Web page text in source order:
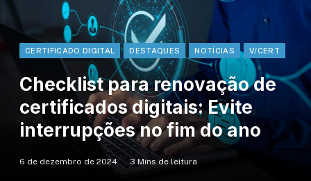
CERTIFICADO DIGITAL DESTAQUES NOTÍCIAS V/CERT
Checklist para renovação de
certificados digitais: Evite
interrupções no fim do ano
6 de dezembro de 2024 3 Mins de leitura